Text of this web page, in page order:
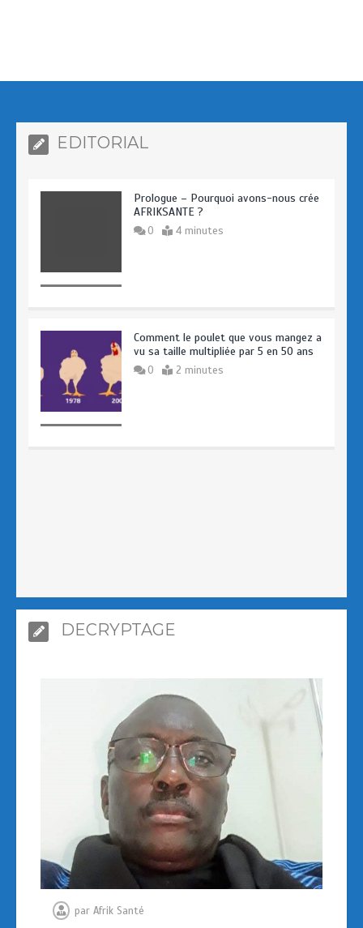
EDITORIAL
Prologue – Pourquoi avons-nous crée
AFRIKSANTE ?
0 4 minutes
Comment le poulet que vous mangez a
vu sa taille multipliée par 5 en 50 ans
0 2 minutes
DECRYPTAGE
par Afrik Santé